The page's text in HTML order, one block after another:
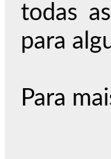
todas
para
Para